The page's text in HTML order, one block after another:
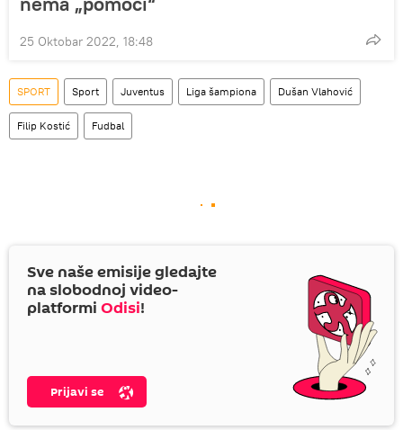
25 Oktobar 2022, 18:48
SPORT Sport Juventus Liga šampiona Dušan Vlahović
Filip Kostić Fudbal
Sve naše emisije gledajte
na slobodnoj video-
platformi Odisi!
Prijavi se